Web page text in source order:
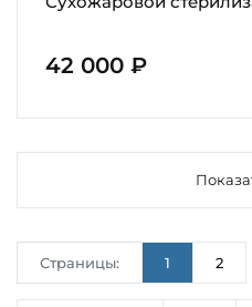
42 000 ₽
Страницы: 1 2